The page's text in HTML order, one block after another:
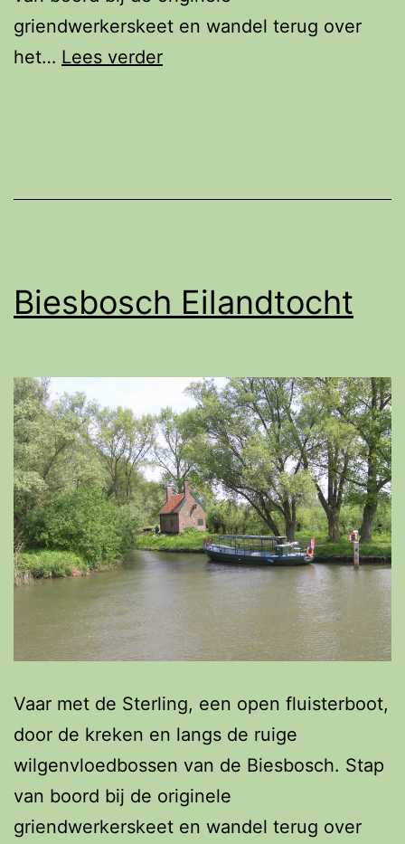
griendwerkerskeet en wandel terug over
het… Lees verderBiesbosch
Biesbosch Eilandtocht
Vaar met de Sterling, een open fluisterboot,
door de kreken en langs de ruige
wilgenvloedbossen van de Biesbosch. Stap
van boord bij de originele
griendwerkerskeet en wandel terug over